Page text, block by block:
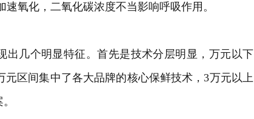
氧化，二氧化碳浓度不当影响呼吸作用。
几个明显特征。首先是技术分层明显，万元以下
元区间集中了各大品牌的核心保鲜技术，3万元以上